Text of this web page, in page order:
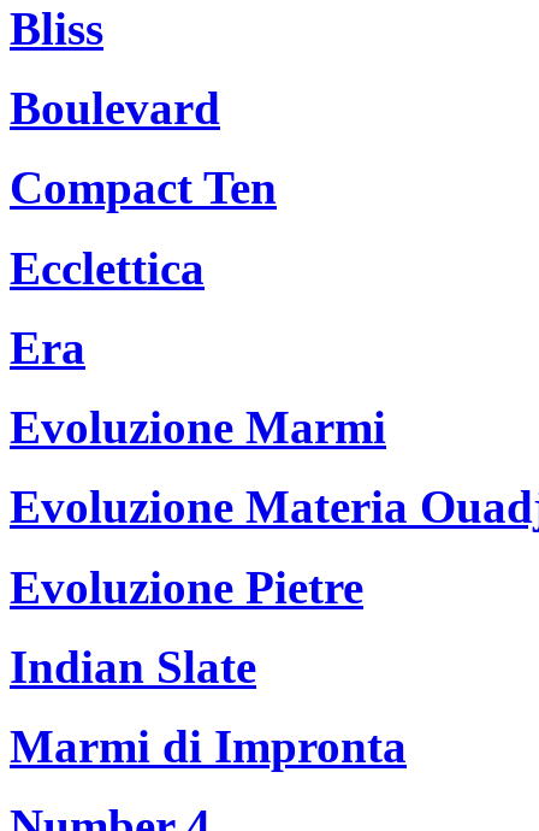
Bliss
Boulevard
Compact Ten
Ecclettica
Era
Evoluzione Marmi
Evoluzione Materia
Evoluzione Pietre
Indian Slate
Marmi di Impronta